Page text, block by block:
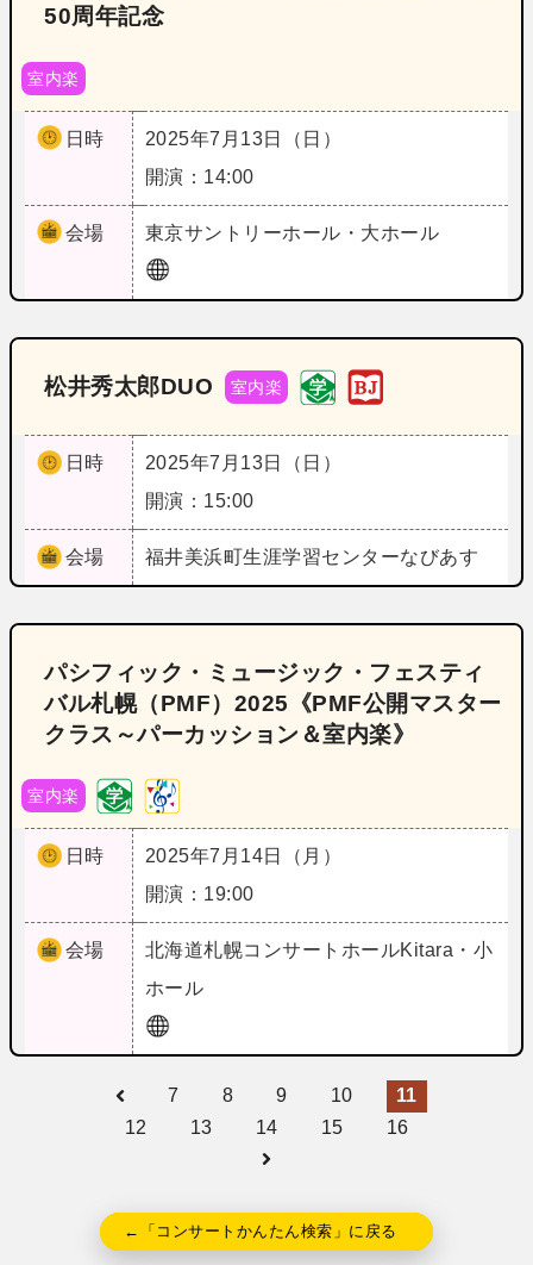
50周年記念
室内楽
日時
2025年7月13日（日）
開演：14:00
会場 東京サントリーホール・大ホール
松井秀太郎DUO 室内楽
日時
2025年7月13日（日）
開演：15:00
会場 福井美浜町生涯学習センターなびあす
パシフィック・ミュージック・フェスティ
バル札幌（PMF）2025《PMF公開マスター
クラス～パーカッション＆室内楽》
室内楽
日時
2025年7月14日（月）
開演：19:00
会場 北海道札幌コンサートホールKitara・小
ホール
7 8 9 10
11
12
13 14 15 16
←「コンサートかんたん検索」に戻る